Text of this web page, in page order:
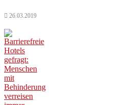
26.03.2019